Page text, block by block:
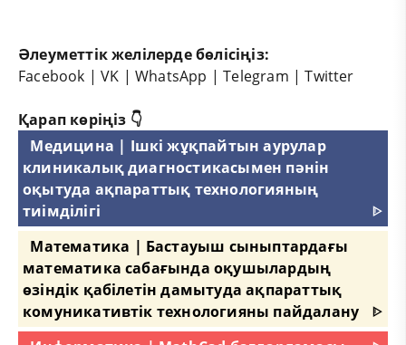
Әлеуметтік желілерде бөлісіңіз:
Facebook |VK |WhatsApp |Telegram |Twitter
Қарап көріңіз 👇
Медицина | Ішкі жұқпайтын аурулар
клиникалық диагностикасымен пәнін
оқытуда ақпараттық технологияның
тиімділігі
ᐈ
Математика | Бастауыш сыныптардағы
математика сабағында оқушылардың
өзіндік қабілетін дамытуда ақпараттық
комуникативтік технологияны пайдалану
ᐈ